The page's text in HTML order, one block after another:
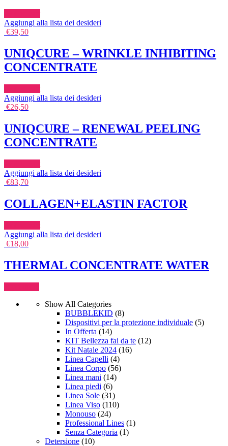
Aggiungi alla lista dei desideri
€39,50
UNIQCURE – WRINKLE INHIBITING
CONCENTRATE
Aggiungi alla lista dei desideri
€26,50
UNIQCURE – RENEWAL PEELING
CONCENTRATE
Aggiungi alla lista dei desideri
€83,70
COLLAGEN+ELASTIN FACTOR
Aggiungi alla lista dei desideri
€18,00
THERMAL CONCENTRATE WATER
Show All Categories
BUBBLEKID (8)
Dispositivi per la protezione individuale (5)
In Offerta (14)
KIT Bellezza fai da te (12)
Kit Natale 2024 (16)
Linea Capelli (4)
Linea Corpo (56)
Linea mani (14)
Linea piedi (6)
Linea Sole (31)
Linea Viso (110)
Monouso (24)
Professional Lines (1)
Senza Categoria (1)
Detersione (10)